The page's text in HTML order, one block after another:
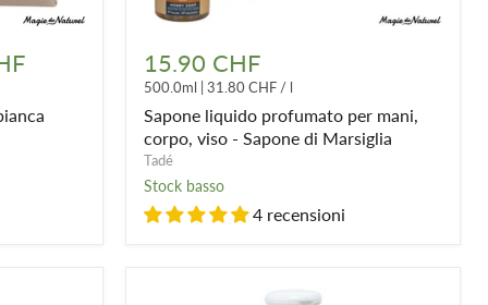
liquido
profumato
per
mani,
corpo,
viso
-
Sapone
di
15.90 CHF
500.0ml 31.80 CHF/ l
Sapone liquido profumato per mani,
corpo, viso - Sapone di Marsiglia
Tadé
Stock basso
4 recensioni